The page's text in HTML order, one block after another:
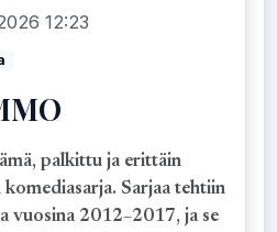
12:23
palkittu ja erittäin
Sarjaa tehtiin
vuosina 2012–2017, ja se